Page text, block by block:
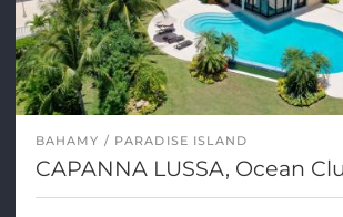
BAHAMY PARADISE ISLAND
CAPANNA LUSSA, Ocean